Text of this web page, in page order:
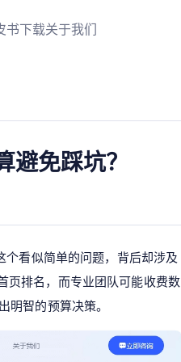
书下载关于我们
免踩坑？
个看似简单的问题，背后却涉及
页排名，而专业团队可能收费数
智的预算决策。